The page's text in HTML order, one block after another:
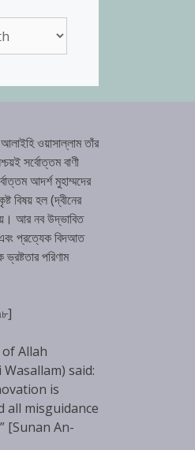
ওয়াসাল্লাম তাঁর
সর্বোত্তম বাণী
আদর্শ মুহাম্মদের
বিষয় হল (দ্বীনের
আর নব উদ্ভাবিত
প্রত্যেক বিদআত
পরিণাম
Allah
said:
is
all misguidance
[Sunan An-